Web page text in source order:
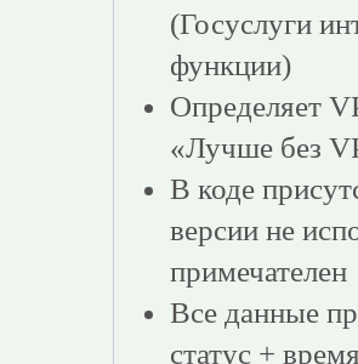
(Госуслуги
функции)
Определяет
«Лучше без
В коде
версии не
примечателен
Все данные
статус +